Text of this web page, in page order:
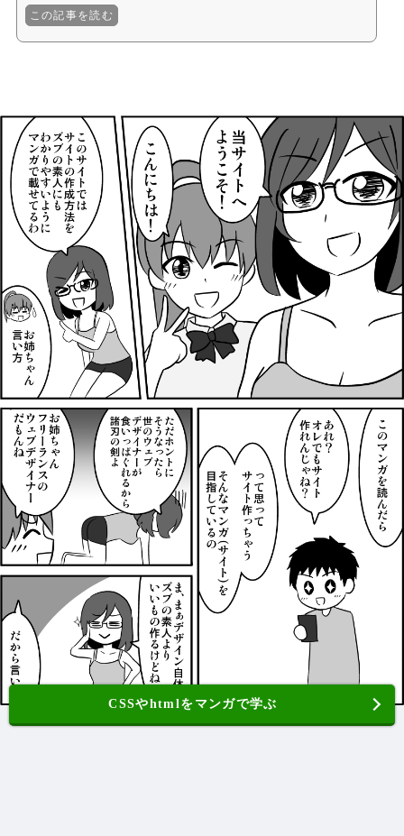
この記事を読む
CSSやhtmlをマンガで学ぶ